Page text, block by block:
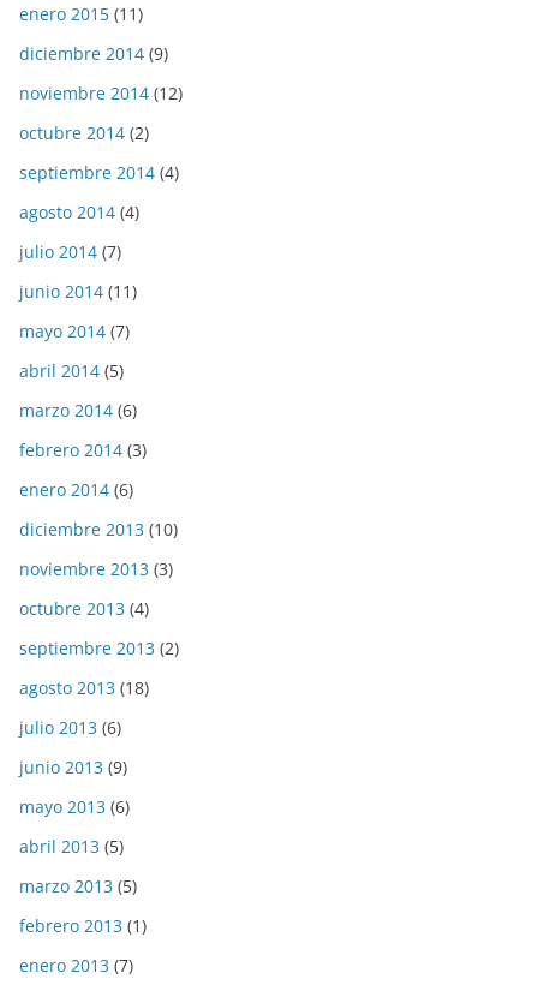
enero 2015 (11)
diciembre 2014 (9)
noviembre 2014 (12)
octubre 2014 (2)
septiembre 2014 (4)
agosto 2014 (4)
julio 2014 (7)
junio 2014 (11)
mayo 2014 (7)
abril 2014 (5)
marzo 2014 (6)
febrero 2014 (3)
enero 2014 (6)
diciembre 2013 (10)
noviembre 2013 (3)
octubre 2013 (4)
septiembre 2013 (2)
agosto 2013 (18)
julio 2013 (6)
junio 2013 (9)
mayo 2013 (6)
abril 2013 (5)
marzo 2013 (5)
febrero 2013 (1)
enero 2013 (7)